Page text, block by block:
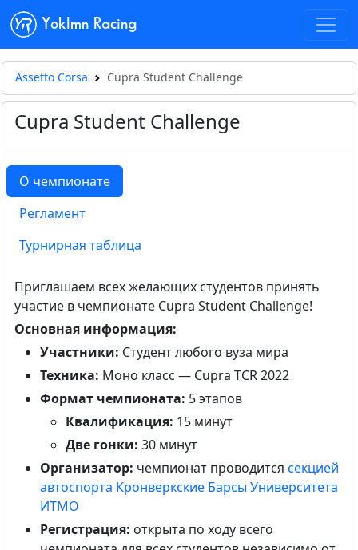
Yoklmn Racing
Assetto Corsa Cupra Student Challenge
Cupra Student Challenge
О чемпионате
Регламент
Турнирная таблица
Приглашаем всех желающих студентов принять
участие в чемпионате Cupra Student Challenge!
Основная информация:
Участники: Студент любого вуза мира
Техника: Моно класс — Cupra TCR 2022
Формат чемпионата: 5 этапов
Квалификация: 15 минут
Две гонки: 30 минут
Организатор: чемпионат проводится секцией
автоспорта Кронверкские Барсы Университета
ИТМО
Регистрация: открыта по ходу всего